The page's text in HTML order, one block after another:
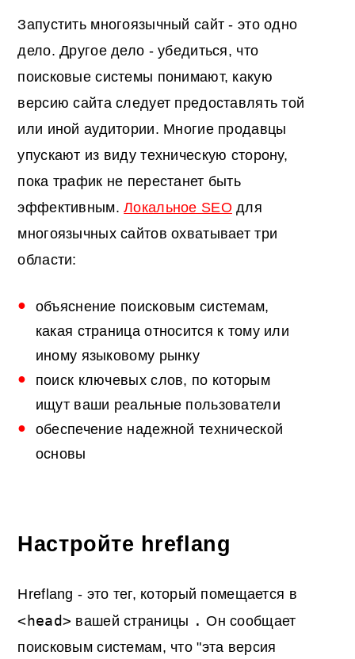
Запустить многоязычный сайт - это одно
дело. Другое дело - убедиться, что
поисковые системы понимают, какую
версию сайта следует предоставлять той
или иной аудитории. Многие продавцы
упускают из виду техническую сторону,
пока трафик не перестанет быть
эффективным.Локальное SEO для
многоязычных сайтов охватывает три
области:
объяснение поисковым системам,
какая страница относится к тому или
иному языковому рынку
поиск ключевых слов, по которым
ищут ваши реальные пользователи
обеспечение надежной технической
основы
Настройте hreflang
Hreflang - это тег, который помещается в
<head> вашей страницы . Он сообщает
поисковым системам, что "эта версия